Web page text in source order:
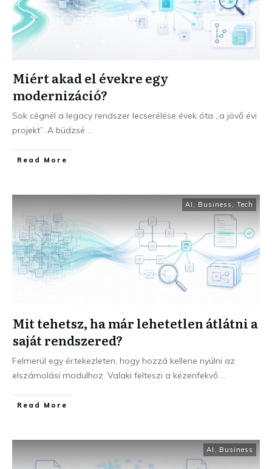
Miért akad el évekre egy
modernizáció?
Sok cégnél a legacy rendszer lecserélése évek óta „a jövő évi
projekt”. A büdzsé ...
Read More
AI Business Tech
Mit tehetsz, ha már lehetetlen átlátni a
saját rendszered?
Felmerül egy értekezleten, hogy hozzá kellene nyúlni az
elszámolási modulhoz. Valaki felteszi a kézenfekvő ...
Read More
AI Business